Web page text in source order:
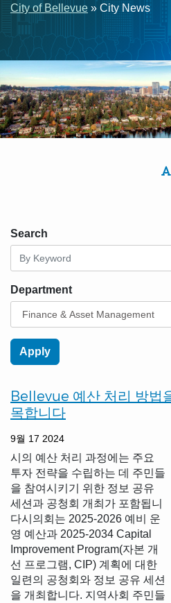
이
동
경
로
City of Bellevue City News
Search
Department
Bellevue 예산 처리 방법
목합니다
9월 17 2024
시의 예산 처리 과정에는 주요
투자 전략을 수립하는 데 주민들
을 참여시키기 위한 정보 공유
세션과 공청회 개최가 포함됩니
다시의회는 2025-2026 예비 운
영 예산과 2025-2034 Capital
Improvement Program(자본 개
선 프로그램, CIP) 계획에 대한
일련의 공청회와 정보 공유 세션
을 개최합니다. 지역사회 주민들